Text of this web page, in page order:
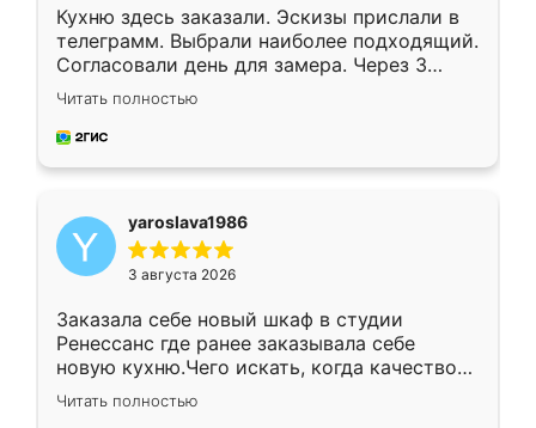
Кухню здесь заказали. Эскизы прислали в
телеграмм. Выбрали наиболее подходящий.
Согласовали день для замера. Через 3
недели кухня была уже готова. Остались
довольны работой. Спасибо Ренессанс
мебель за качественную работу!
Читать полностью
yaroslava1986
3 августа 2026
Заказала себе новый шкаф в студии
Ренессанс где ранее заказывала себе
новую кухню.Чего искать, когда качеством
вполне довольна. Служит кухня уже почти
два года, нареканий нет.
Читать полностью